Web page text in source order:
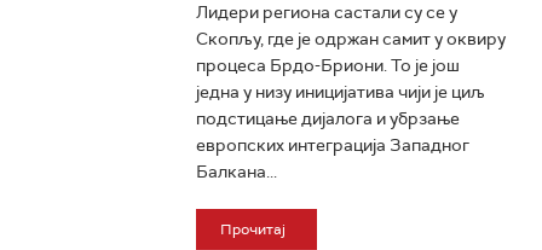
Лидери региона састали су се у
Скопљу, где је одржан самит у оквиру
процеса Брдо-Бриони. То је још
једна у низу иницијатива чији је циљ
подстицање дијалога и убрзање
европских интеграција Западног
Балкана...
Прочитај